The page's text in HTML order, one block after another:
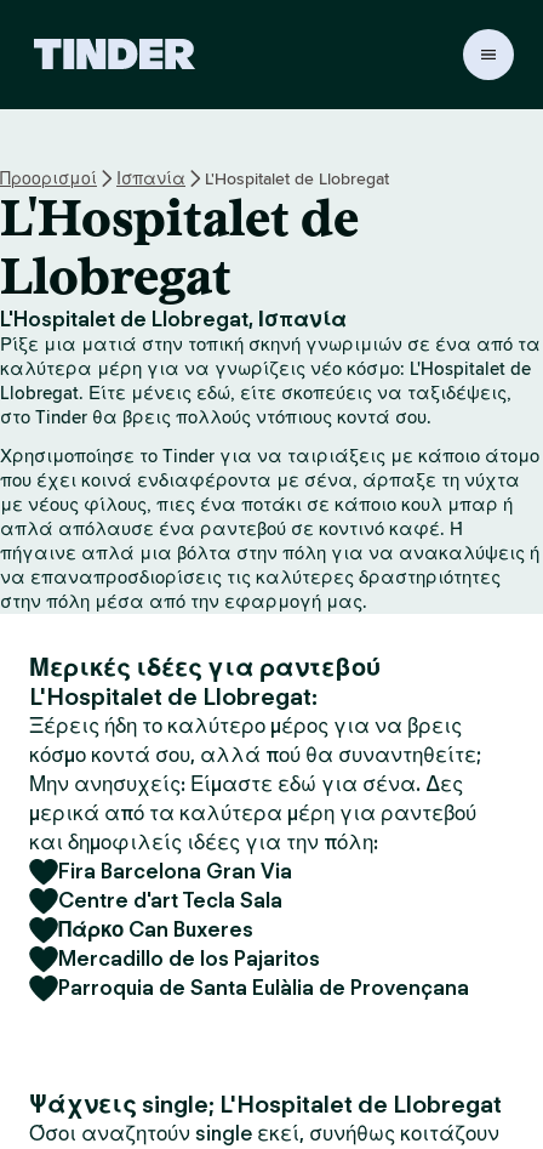
ή
σ
ε
ί
α
T
i
n
e
r
Προορισμοί Ισπανία L'Hospitalet de Llobregat
L'Hospitalet de
Llobregat
L'Hospitalet de Llobregat, Ισπανία
Ρίξε μια ματιά στην τοπική σκηνή γνωριμιών σε ένα από τα
καλύτερα μέρη για να γνωρίζεις νέο κόσμο: L'Hospitalet de
Llobregat. Είτε μένεις εδώ, είτε σκοπεύεις να ταξιδέψεις,
στο Tinder θα βρεις πολλούς ντόπιους κοντά σου.
Χρησιμοποίησε το Tinder για να ταιριάξεις με κάποιο άτομο
που έχει κοινά ενδιαφέροντα με σένα, άρπαξε τη νύχτα
με νέους φίλους, πιες ένα ποτάκι σε κάποιο κουλ μπαρ ή
απλά απόλαυσε ένα ραντεβού σε κοντινό καφέ. Ή
πήγαινε απλά μια βόλτα στην πόλη για να ανακαλύψεις ή
να επαναπροσδιορίσεις τις καλύτερες δραστηριότητες
στην πόλη μέσα από την εφαρμογή μας.
Μερικές ιδέες για ραντεβού
L'Hospitalet de Llobregat:
Ξέρεις ήδη το καλύτερο μέρος για να βρεις
κόσμο κοντά σου, αλλά πού θα συναντηθείτε;
Μην ανησυχείς: Είμαστε εδώ για σένα. Δες
μερικά από τα καλύτερα μέρη για ραντεβού
και δημοφιλείς ιδέες για την πόλη:
Fira Barcelona Gran Via
Centre d'art Tecla Sala
Πάρκο Can Buxeres
Mercadillo de los Pajaritos
Parroquia de Santa Eulàlia de Provençana
Ψάχνεις single; L'Hospitalet de Llobregat
Όσοι αναζητούν single εκεί, συνήθως κοιτάζουν